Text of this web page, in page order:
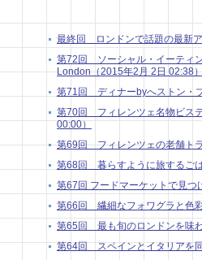
最終回 ロンドンで話題の最新
第72回 ソーシャル・イーティ
London（2015年2月 2日 02:38
第71回 ディナーbyへストン・
第70回 フィレンツェ名物ビス
00:00）
第69回 フィレンツェの老舗ト
第68回 暮らすように旅するご
第67回 フードマーケットで見
第66回 繊細なフォワグラと色
第65回 最も旬のロンドンを味
第64回 スペインとイタリアを